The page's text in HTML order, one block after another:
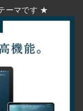
ーマです ★